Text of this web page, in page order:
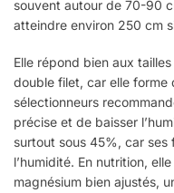
souvent autour de 70-90
atteindre environ 250 cm
Elle répond bien aux
double filet, car elle forme
sélectionneurs
précise et de baisser
surtout sous 45%, car
l’humidité. En nutrition,
magnésium bien ajustés,